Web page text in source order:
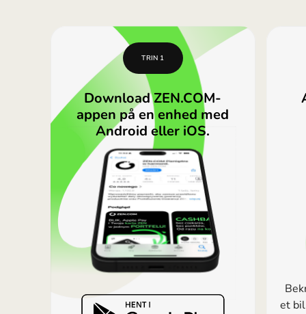
TRIN 1
Download ZEN.COM-
appen på en enhed med
Android eller iOS.
et